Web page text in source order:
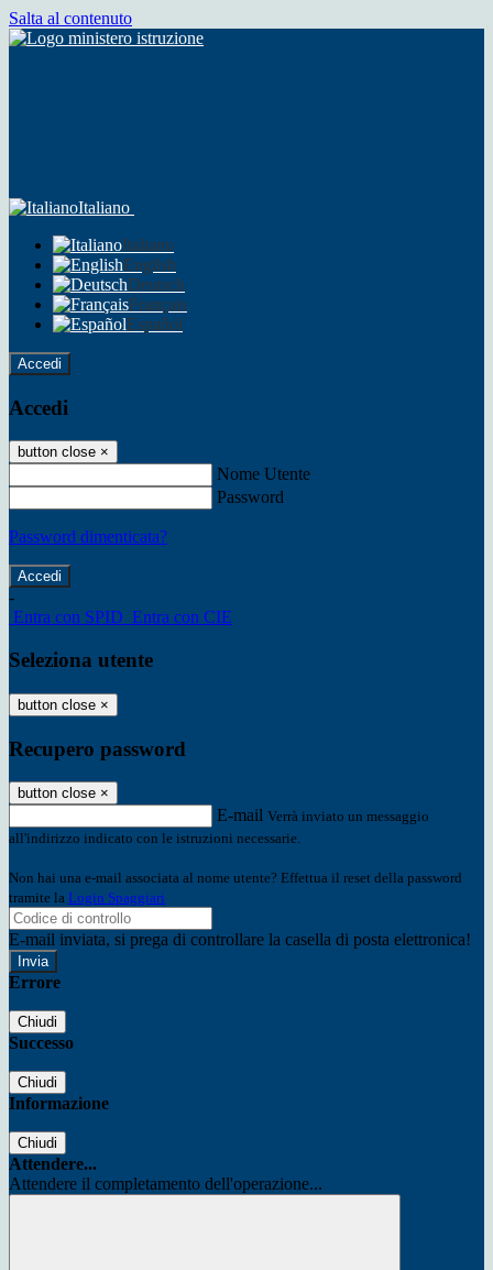
Salta al contenuto
Italiano
Italiano
English
Deutsch
Français
Español
Accedi
Accedi
button close ×
Nome Utente
Password
Password dimenticata?
-
Entra con SPID Entra con CIE
Seleziona utente
button close ×
Recupero password
button close ×
E-mail Verrà inviato un messaggio
all'indirizzo indicato con le istruzioni necessarie.
Non hai una e-mail associata al nome utente? Effettua il reset della password
tramite la Login Spaggiari
E-mail inviata, si prega di controllare la casella di posta elettronica!
Errore
Chiudi
Successo
Chiudi
Informazione
Chiudi
Attendere...
Attendere il completamento dell'operazione...